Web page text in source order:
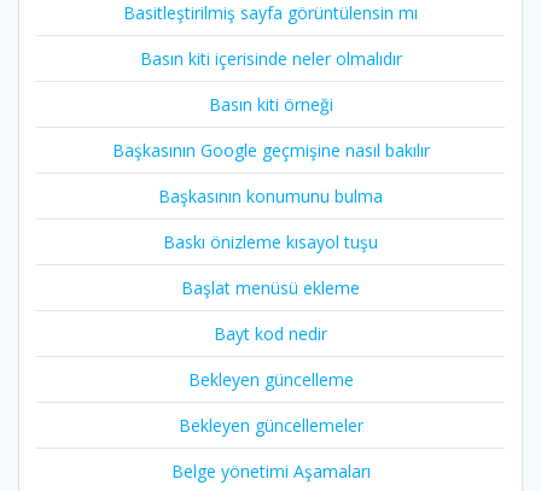
Basitleştirilmiş sayfa görüntülensin mı
Basın kiti içerisinde neler olmalıdır
Basın kiti örneği
Başkasının Google geçmişine nasıl bakılır
Başkasının konumunu bulma
Baskı önizleme kısayol tuşu
Başlat menüsü ekleme
Bayt kod nedir
Bekleyen güncelleme
Bekleyen güncellemeler
Belge yönetimi Aşamaları